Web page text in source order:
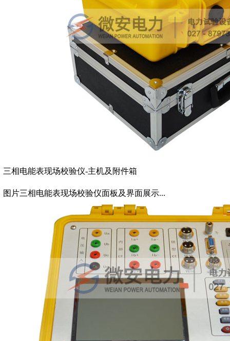
三相电能表现场校验仪-主机及附件箱
图片三相电能表现场校验仪面板及界面展示...